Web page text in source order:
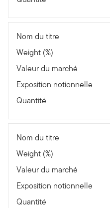
Nom du titre
Weight (%)
Valeur du marché
Exposition notionnelle
Quantité
Nom du titre
Weight (%)
Valeur du marché
Exposition notionnelle
Quantité